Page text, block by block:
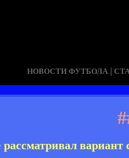
НОВОСТИ ФУТБОЛА |
рассматривал